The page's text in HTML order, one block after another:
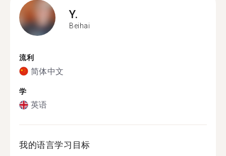
Y.
Beihai
流利
简体中文
学
英语
我的语言学习目标